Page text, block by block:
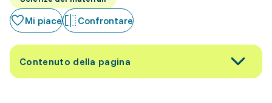
Mi piace Confrontare
Contenuto della pagina